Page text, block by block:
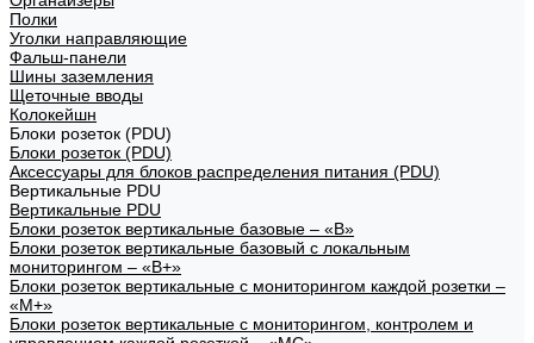
Полки
Уголки направляющие
Фальш-панели
Шины заземления
Щеточные вводы
Колокейшн
Блоки розеток (PDU)
Блоки розеток (PDU)
Аксессуары для блоков распределения питания (PDU)
Вертикальные PDU
Вертикальные PDU
Блоки розеток вертикальные базовые – «В»
Блоки розеток вертикальные базовый с локальным
мониторингом – «В+»
Блоки розеток вертикальные с мониторингом каждой розетки –
«М+»
Блоки розеток вертикальные с мониторингом, контролем и